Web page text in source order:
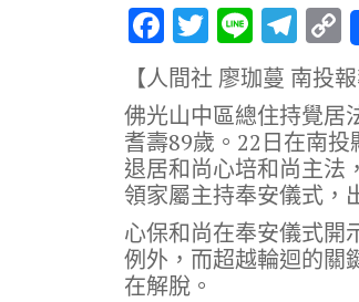
F
ac
e
b
o
o
k
T
w
it
te
r
Li
n
e
T
el
e
gr
a
m
o
y
k
【人間社 廖珈蔓 南投報
佛光山中區總住持覺居
耆壽89歲。22日在南
退居和尚心培和尚主法
領家屬主持奉安儀式，
心保和尚在奉安儀式開
例外，而超越輪迴的關
在解脫。